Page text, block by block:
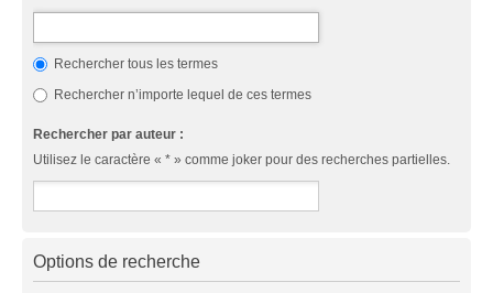
Rechercher tous les termes
Rechercher n’importe lequel de ces termes
Rechercher par auteur :
Utilisez le caractère « * » comme joker pour des recherches partielles.
Options de recherche